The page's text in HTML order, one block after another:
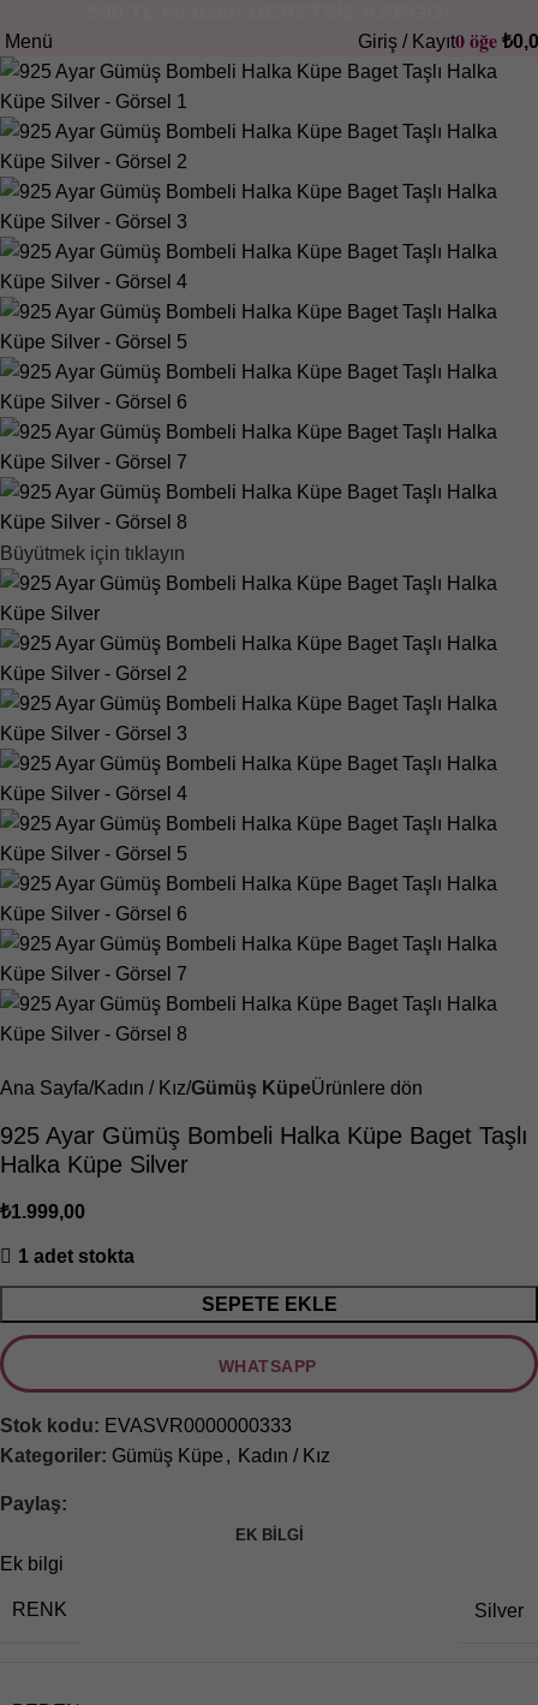
Menü Giriş / Kayıt0öğe ₺
Büyütmek için tıklayın
Ana Sayfa Kadın / Kız Gümüş KüpeÜrünlere dön
925 Ayar Gümüş Bombeli Halka Küpe Baget Taşlı
Halka Küpe Silver
₺1.999,00
1 adet stokta
SEPETE EKLE
WHATSAPP
Stok kodu: EVASVR0000000333
Kategoriler: Gümüş Küpe , Kadın / Kız
Paylaş:
EK BILGI
Ek bilgi
RENK Silver